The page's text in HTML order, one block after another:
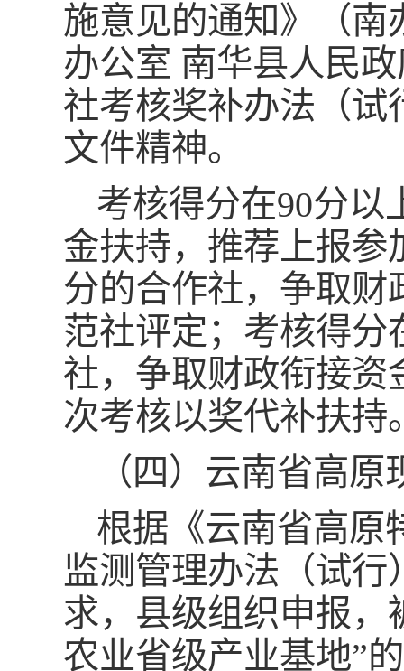
施意见的通知》（南
办公室 南华县人民
社考核奖补办法（试
文件精神。
考核得分在90分以
金扶持，推荐上报
分的合作社，争取
范社评定；考核得
社，争取财政衔接资
次考核以奖代补扶持
（四）云南省高
根据《云南省高原
监测管理办法（试行
求，县级组织申报，
农业省级产业基地”